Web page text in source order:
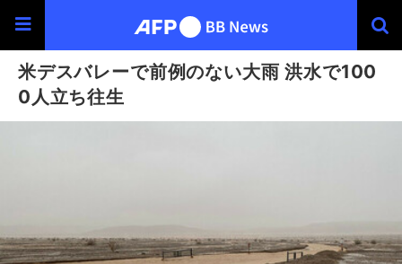
米デスバレーで前例のない大雨 洪水で100
0人立ち往生